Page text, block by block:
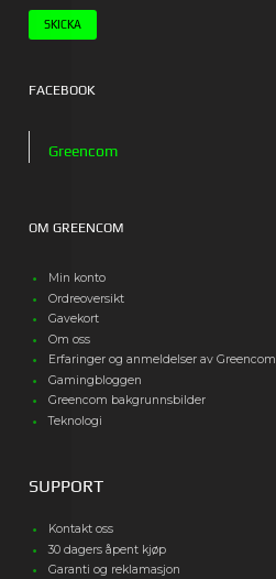
FACEBOOK
Greencom
OM GREENCOM
Min konto
Ordreoversikt
Gavekort
Om oss
Erfaringer og anmeldelser av Greencom
Gamingbloggen
Greencom bakgrunnsbilder
Teknologi
SUPPORT
Kontakt oss
30 dagers åpent kjøp
Garanti og reklamasjon